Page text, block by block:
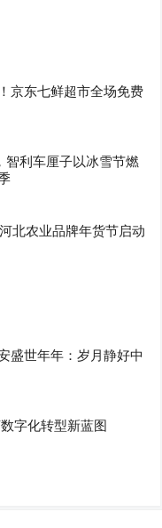
京东七鲜超市全场免费
智利车厘子以冰雪节燃
北农业品牌年货节启动
盛世年年：岁月静好中
字化转型新蓝图